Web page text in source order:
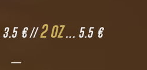
€ //2 oz… 5.5 €
—